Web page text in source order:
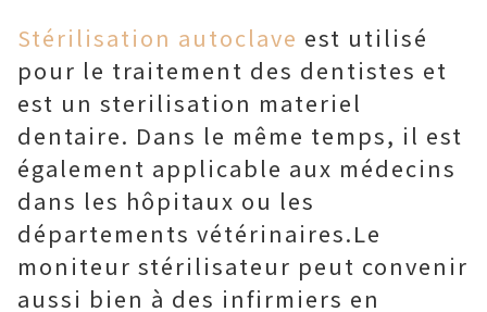
Stérilisation autoclave est utilisé
pour le traitement des dentistes et
est un sterilisation materiel
dentaire. Dans le même temps, il est
également applicable aux médecins
dans les hôpitaux ou les
départements vétérinaires.Le
moniteur stérilisateur peut convenir
aussi bien à des infirmiers en